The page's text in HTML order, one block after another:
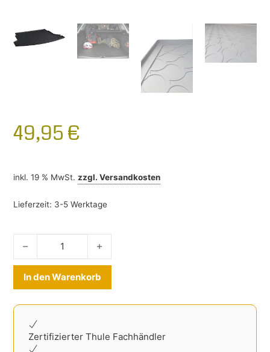
49,95 €
inkl. 19 % MwSt. zzgl.Versandkosten
Lieferzeit: 3-5 Werktage
Kofferraummatte Honda CR-V 2012-2018 Menge
In den Warenkorb
Zertifizierter Thule Fachhändler